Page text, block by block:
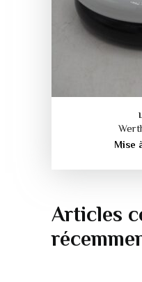
Mise
Articles